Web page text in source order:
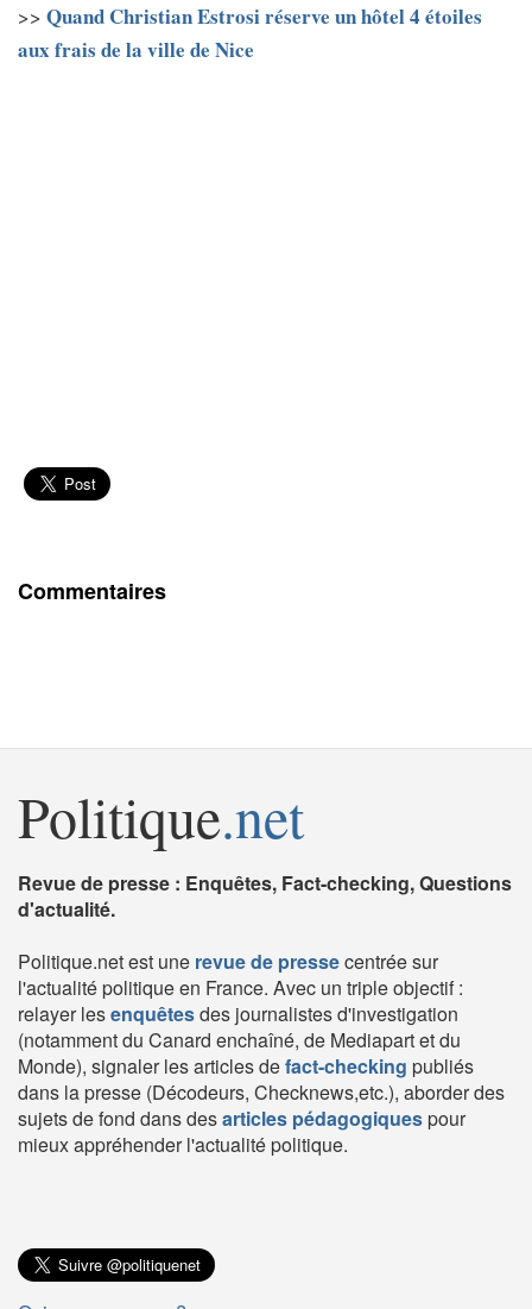
>> Quand Christian Estrosi réserve un hôtel 4 étoiles
aux frais de la ville de Nice
Commentaires
Politique.net
Revue de presse : Enquêtes, Fact-checking, Questions
d'actualité.
Politique.net est une revue de pressecentrée sur
l'actualité politique en France. Avec un triple objectif :
relayer lesenquêtesdes journalistes d'investigation
(notamment du Canard enchaîné, de Mediapart et du
Monde), signaler les articles defact-checking publiés
dans la presse (Décodeurs, Checknews,etc.), aborder des
sujets de fond dans desarticles pédagogiquespour
mieux appréhender l'actualité politique.